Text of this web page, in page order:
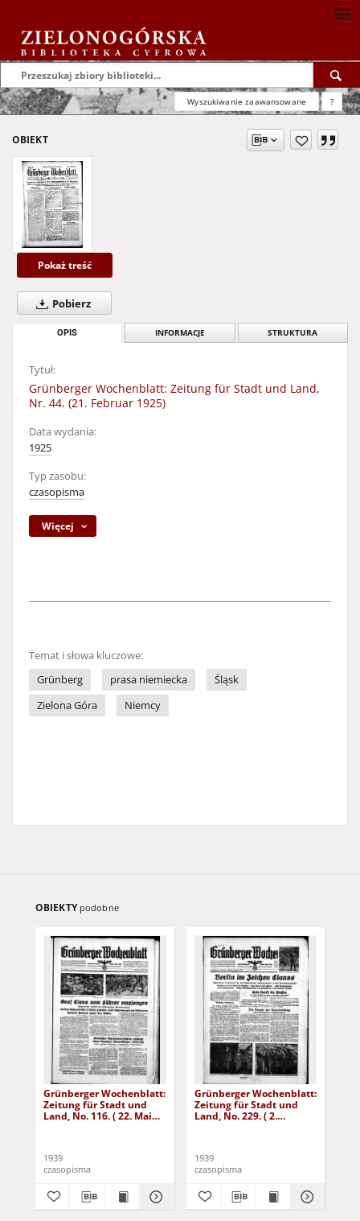
Wyszukiwanie zaawansowane ?
OBIEKT
Pokaż treść
Pobierz
OPIS INFORMACJE STRUKTURA
Tytuł:
Grünberger Wochenblatt: Zeitung für Stadt und Land,
Nr. 44. (21. Februar 1925)
Data wydania:
1925
Typ zasobu:
czasopisma
Więcej
Temat i słowa kluczowe:
Grünberg
prasa niemiecka
Śląsk
Zielona Góra
Niemcy
OBIEKTY podobne
Grünberger Wochenblatt:
Zeitung für Stadt und
Land, No. 116. ( 22. Mai
1939
czasopisma
Grünberger Wochenblatt:
Zeitung für Stadt und
Land, No. 229. ( 2.
1939
czasopisma